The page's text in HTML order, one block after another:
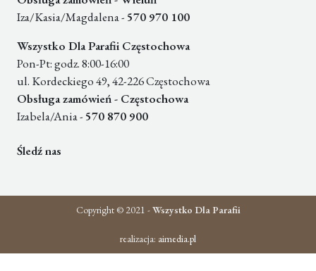
Iza/Kasia/Magdalena - 570 970 100
Wszystko Dla Parafii Częstochowa
Pon-Pt: godz. 8:00-16:00
ul. Kordeckiego 49, 42-226 Częstochowa
Obsługa zamówień - Częstochowa
Izabela/Ania - 570 870 900
Śledź nas
Copyright © 2021 -Wszystko Dla Parafii
realizacja: aimedia.pl